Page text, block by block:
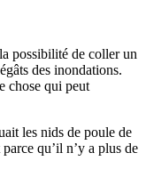
possibilité de coller un
des inondations.
chose qui peut
les nids de poule de
qu’il n’y a plus de